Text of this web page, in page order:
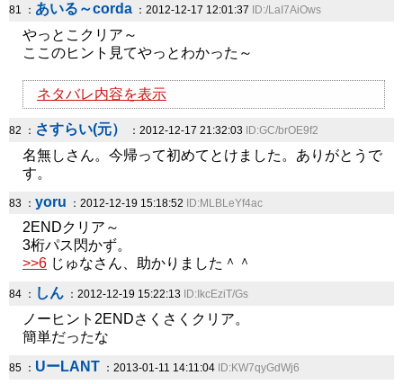
81 ： あいる～corda ：2012-12-17 12:01:37 ID:/LaI7AiOws
やっとこクリア～
ここのヒント見てやっとわかった～
ネタバレ内容を表示
82 ： さすらい(元） ：2012-12-17 21:32:03 ID:GC/brOE9f2
名無しさん。今帰って初めてとけました。ありがとうで
す。
83 ： yoru ：2012-12-19 15:18:52 ID:MLBLeYf4ac
2ENDクリア～
3桁パス閃かず。
>>6 じゅなさん、助かりました＾＾
84 ： しん ：2012-12-19 15:22:13 ID:IkcEziT/Gs
ノーヒント2ENDさくさくクリア。
簡単だったな
85 ： UーLANT ：2013-01-11 14:11:04 ID:KW7qyGdWj6